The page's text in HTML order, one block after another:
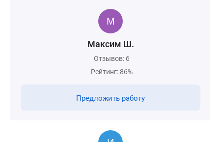
Максим Ш.
Отзывов: 6
Рейтинг: 86%
Предложить работу